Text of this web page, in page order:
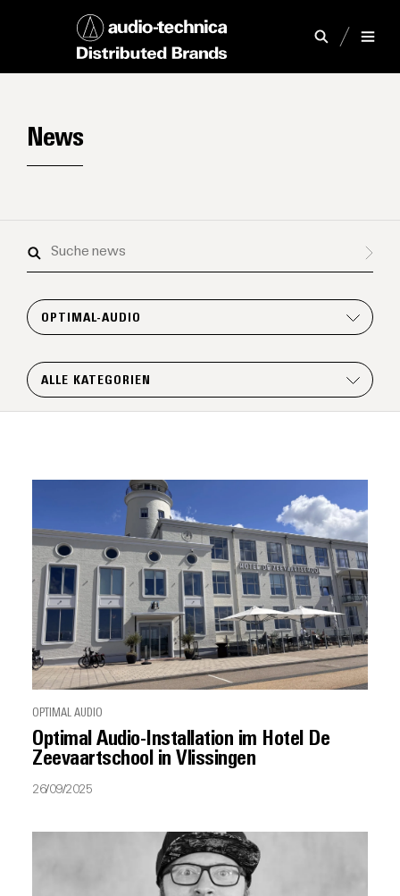
News
Suche
OPTIMAL-AUDIO
ALLE KATEGORIEN
OPTIMAL AUDIO
Optimal Audio-Installation im Hotel De
Zeevaartschool in Vlissingen
26/09/2025